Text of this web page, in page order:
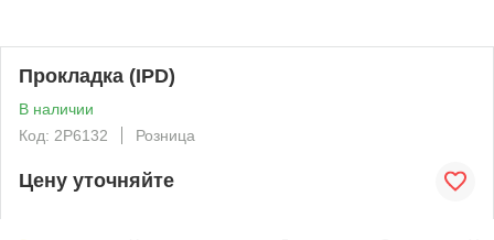
Прокладка (IPD)
В наличии
Код: 2P6132
Розница
Цену уточняйте